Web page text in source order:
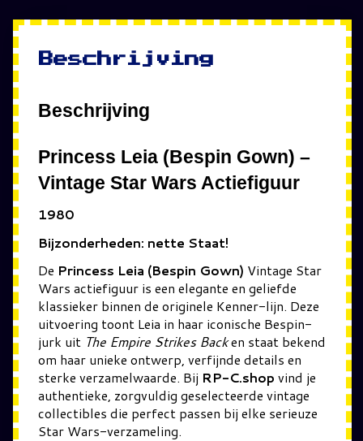
Beschrijving
Beschrijving
Princess Leia (Bespin Gown) –
Vintage Star Wars Actiefiguur
1980
Bijzonderheden: nette Staat!
De Princess Leia (Bespin Gown) Vintage Star
Wars actiefiguur is een elegante en geliefde
klassieker binnen de originele Kenner-lijn. Deze
uitvoering toont Leia in haar iconische Bespin-
jurk uit The Empire Strikes Backen staat bekend
om haar unieke ontwerp, verfijnde details en
sterke verzamelwaarde. Bij RP-C.shop vind je
authentieke, zorgvuldig geselecteerde vintage
collectibles die perfect passen bij elke serieuze
Star Wars-verzameling.